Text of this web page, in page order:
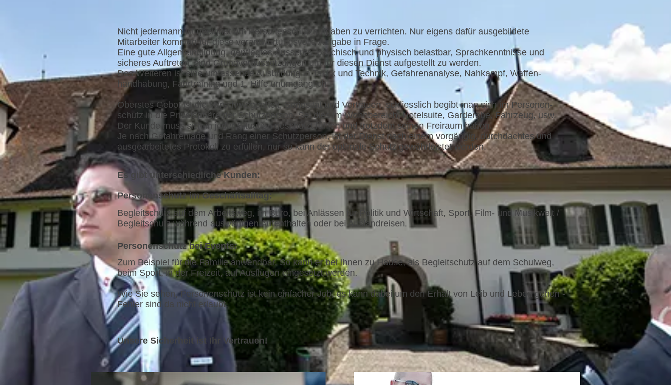
Nicht jedermann ist geeignet um Personenschutzaufgaben zu verrichten. Nur eigens dafür ausgebildete
Mitarbeiter kommen für diese verantwortungsvolle Aufgabe in Frage.
Eine gute Allgemeinbildung, gepflegtes Äusseres, psychisch und physisch belastbar, Sprachkenntnisse und
sicheres Auftreten, sind Grundvoraussetzungen um für diesen Dienst aufgestellt zu werden.
Des Weiteren ist eine umfassende Ausbildung in Taktik und Technik, Gefahrenanalyse, Nahkampf, Waffen-
handhabung, Fahrtraining und 1. Hilfe unumgänglich.
Oberstes Gebot ist die Verschwiegenheit, Seriosität und Vertrauen, schliesslich begibt man sich im Personen-
schutz in die Privatsphäre der Schutzperson. Sei dies im Wohnbereich, Hotelsuite, Garderobe, Fahrzeug, usw.
Der Kunde muss sich in jeder Situation geschützt fühlen und trotzdem seinen Freiraum haben.
Je nach Gefahrenlage und Rang einer Schutzperson, ist der Dienst nach einem vorgängig, durchdachtes und
ausgearbeitetes Protokoll zu erfüllen, nur so kann der optimale Schutz gewährleistet werden.
Es gibt unterschiedliche Kunden:
Personenschutz im Geschäftsalltag:
Begleitschutz auf dem Arbeitsweg, im Büro, bei Anlässen für Politik und Wirtschaft, Sport, Film- und Musikwelt /
Begleitschutz während auswärtigen Aufenthalten oder bei Auslandreisen.
Personenschutz bei Events:
Zum Beispiel für die Familie anwendbar. So kann er bei Ihnen zu Hause, als Begleitschutz auf dem Schulweg,
beim Sport, in der Freizeit, auf Ausflügen eingesetzt werden.
Wie Sie sehen, Personenschutz ist kein einfacher Job, es kann dabei um den Erhalt von Leib und Leben gehen -
Fehler sind da nicht erlaubt.
Unsere Sicherheit ist Ihr Vertrauen!